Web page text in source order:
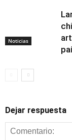
Noticias
Alimentación y
nutrición
Dejar respuesta